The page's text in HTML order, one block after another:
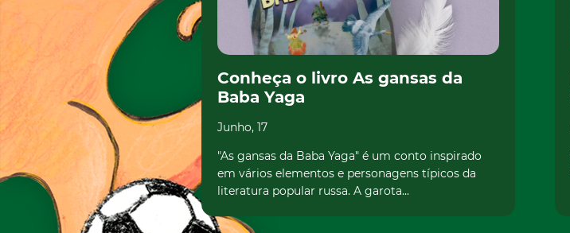
Conheça o livro As gansas da
Baba Yaga
Junho, 17
"As gansas da Baba Yaga" é um conto inspirado
em vários elementos e personagens típicos da
literatura popular russa. A garota...